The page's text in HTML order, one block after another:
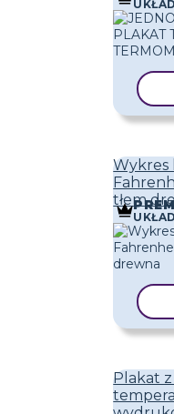
UKŁAD
Wykres
tłem
UKŁAD
Plakat